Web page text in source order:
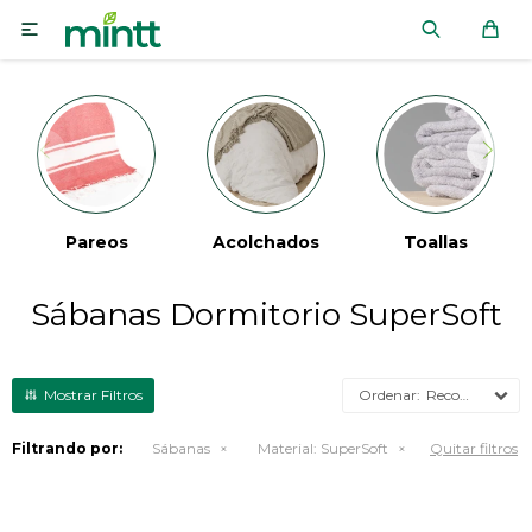

Pareos Acolchados Toallas
Sábanas Dormitorio SuperSoft
Recomendados
Filtrando por: Sábanas Material: SuperSoft Quitar filtros